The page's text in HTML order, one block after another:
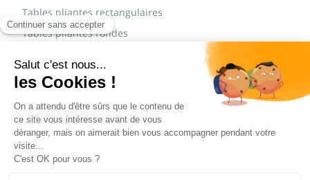
Tables pliantes rectangulaires
Tables pliantes rondes
Marques
JAD Groupe
Procity®